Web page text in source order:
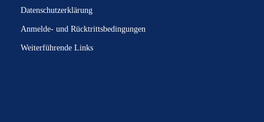
Datenschutzerklärung
Anmelde- und Rücktrittsbedingungen
Weiterführende Links